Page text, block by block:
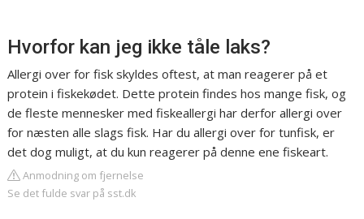
Hvorfor kan jeg ikke tåle laks?
Allergi over for fisk skyldes oftest, at man reagerer på et
protein i fiskekødet. Dette protein findes hos mange fisk, og
de fleste mennesker med fiskeallergi har derfor allergi over
for næsten alle slags fisk. Har du allergi over for tunfisk, er
det dog muligt, at du kun reagerer på denne ene fiskeart.
Anmodning om fjernelse
Se det fulde svar på sst.dk